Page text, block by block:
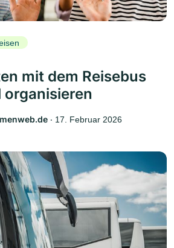
mit dem Reisebus
‧ 17. Februar 2026